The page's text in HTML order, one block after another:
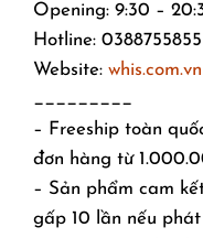
Opening: 9:30 –
Hotline: 0388755855
Website: whis.com.vn
_________
– Freeship toàn
đơn hàng từ
– Sản phẩm cam
gấp 10 lần nếu